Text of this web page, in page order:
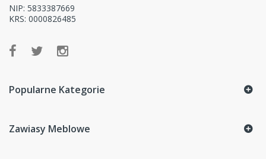
NIP: 5833387669
KRS: 0000826485
Popularne Kategorie
Zawiasy Meblowe